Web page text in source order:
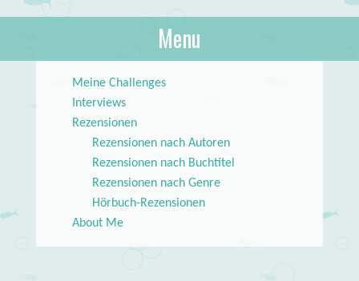
About Books
lilstar.de
Menu
Meine Challenges
Interviews
Rezensionen
Rezensionen nach Autoren
Rezensionen nach Buchtitel
Rezensionen nach Genre
Hörbuch-Rezensionen
About Me